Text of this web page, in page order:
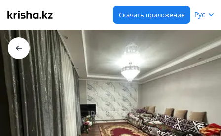
Скачать приложение Рус